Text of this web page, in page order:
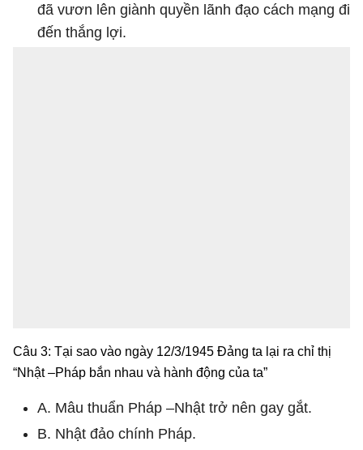
đã vươn lên giành quyền lãnh đạo cách mạng đi
đến thắng lợi.
Câu 3: Tại sao vào ngày 12/3/1945 Đảng ta lại ra chỉ thị
“Nhật –Pháp bắn nhau và hành động của ta”
A. Mâu thuẩn Pháp –Nhật trở nên gay gắt.
B. Nhật đảo chính Pháp.